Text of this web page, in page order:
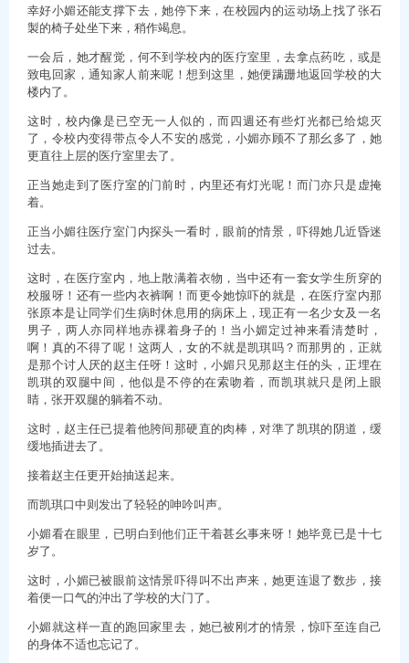
幸好小媚还能支撑下去，她停下来，在校园内的运动场上找了张石
製的椅子处坐下来，稍作竭息。
一会后，她才醒觉，何不到学校内的医疗室里，去拿点药吃，或是
致电回家，通知家人前来呢！想到这里，她便蹒跚地返回学校的大
楼内了。
这时，校内像是已空无一人似的，而四週还有些灯光都已给熄灭
了，令校内变得带点令人不安的感觉，小媚亦顾不了那幺多了，她
更直往上层的医疗室里去了。
正当她走到了医疗室的门前时，内里还有灯光呢！而门亦只是虚掩
着。
正当小媚往医疗室门内探头一看时，眼前的情景，吓得她几近昏迷
过去。
这时，在医疗室内，地上散满着衣物，当中还有一套女学生所穿的
校服呀！还有一些内衣裤啊！而更令她惊吓的就是，在医疗室内那
张原本是让同学们生病时休息用的病床上，现正有一名少女及一名
男子，两人亦同样地赤裸着身子的！当小媚定过神来看清楚时，
啊！真的不得了呢！这两人，女的不就是凯琪吗？而那男的，正就
是那个讨人厌的赵主任呀！这时，小媚只见那赵主任的头，正埋在
凯琪的双腿中间，他似是不停的在索吻着，而凯琪就只是闭上眼
睛，张开双腿的躺着不动。
这时，赵主任已提着他胯间那硬直的肉棒，对準了凯琪的阴道，缓
缓地插进去了。
接着赵主任更开始抽送起来。
而凯琪口中则发出了轻轻的呻吟叫声。
小媚看在眼里，已明白到他们正干着甚幺事来呀！她毕竟已是十七
岁了。
这时，小媚已被眼前这情景吓得叫不出声来，她更连退了数步，接
着便一口气的沖出了学校的大门了。
小媚就这样一直的跑回家里去，她已被刚才的情景，惊吓至连自己
的身体不适也忘记了。